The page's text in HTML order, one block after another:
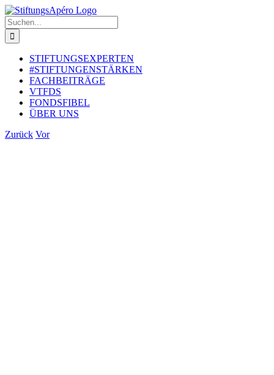
Zum
Inhalt
springen
Suche
nach:
STIFTUNGSEXPERTEN
#STIFTUNGENSTÄRKEN
FACHBEITRÄGE
VTFDS
FONDSFIBEL
ÜBER UNS
Zurück Vor